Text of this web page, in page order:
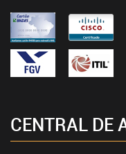
CENTRAL DE